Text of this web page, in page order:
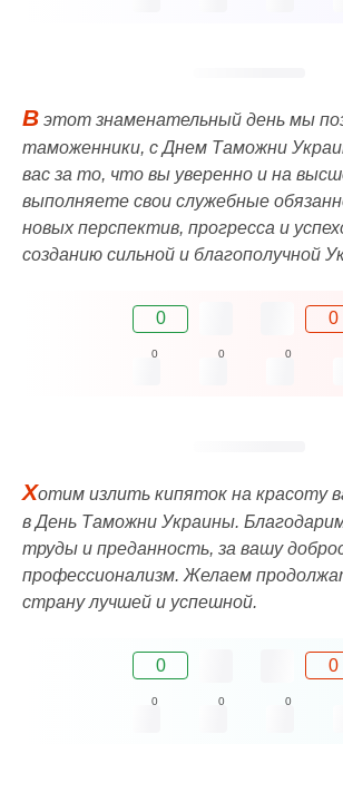
В этот знаменательный день мы
таможенники, с Днем Таможни
вас за то, что вы уверенно и на
выполняете свои служебные
новых перспектив, прогресса и
созданию сильной и благополучной
0 0
0 0 0
Хотим излить кипяток на красоту
в День Таможни Украины.
труды и преданность, за вашу
профессионализм. Желаем
страну лучшей и успешной.
0 0
0 0 0